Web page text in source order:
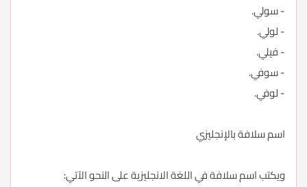
- سولي.
- لولي.
- فيلي.
- سوفي.
- لوفي.
اسم سلافة بالإنجليزي
ويكتب اسم سلافة في اللغة الانجليزية على النحو الآتي: